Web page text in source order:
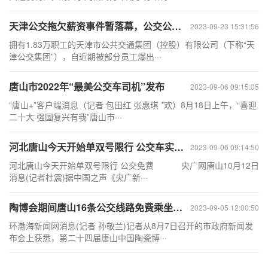
2023-09-23 15:31:56
天津公交拖欠薪资事件暂落幕，公交公司困境何解？
拥有1.83万职工的天津市公共交通集团（控股）有限公司（下称“天
津公交集团”），自近期被部分员工爆出···
2023-09-06 09:15:05
唐山市2022年“最美公交车司机”发布
“唐山+”客户端消息（记者 包田红 张惠琪 *欢）8月18日上午，“喜迎
二十大·强国复兴有我”唐山市···
2023-09-06 09:14:50
河北唐山今天开始单双号限行 公交车实行免费乘车
河北唐山今天开始单双号限行 公交免费 央广网唐山10月12日
消息(记者杜震)据中国之声《央广新···
2023-09-05 12:00:50
陶博会期间唐山16条公交线路免费乘坐！其中新开7条公交专线！
环渤海新闻网消息(记者 孙敬兰)记者从8月7日召开的市政府新闻发
布会上获悉，第二十四届唐山中国陶瓷博···